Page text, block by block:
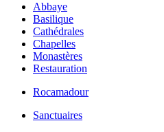
Abbaye
Basilique
Cathédrales
Chapelles
Monastères
Restauration
Rocamadour
Sanctuaires